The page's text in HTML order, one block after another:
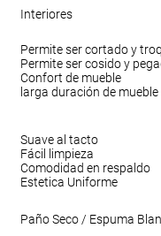
Interiores
Permite ser cortado y
Permite ser cosido y
Confort de mueble
larga duración de mueble
Suave al tacto
Fácil limpieza
Comodidad en respaldo
Estetica Uniforme
Paño Seco / Espuma